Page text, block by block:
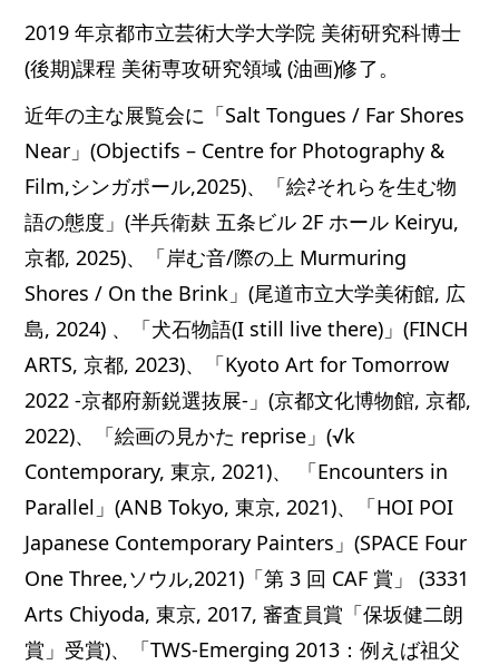
2019 年京都市立芸術大学大学院 美術研究科博士
(後期)課程 美術専攻研究領域 (油画)修了。
近年の主な展覧会に「Salt Tongues / Far Shores
Near」(Objectifs – Centre for Photography &
Film,シンガポール,2025)、「絵⇄それらを生む物
語の態度」(半兵衛麸 五条ビル 2F ホール Keiryu,
京都, 2025)、「岸む音/際の上 Murmuring
Shores / On the Brink」(尾道市立大学美術館, 広
島, 2024) 、「犬石物語(I still live there)」(FINCH
ARTS, 京都, 2023)、「Kyoto Art for Tomorrow
2022 -京都府新鋭選抜展-」(京都文化博物館, 京都,
2022)、「絵画の見かた reprise」(√k
Contemporary, 東京, 2021)、 「Encounters in
Parallel」(ANB Tokyo, 東京, 2021)、「HOI POI
Japanese Contemporary Painters」(SPACE Four
One Three,ソウル,2021)「第 3 回 CAF 賞」 (3331
Arts Chiyoda, 東京, 2017, 審査員賞「保坂健二朗
賞」受賞)、「TWS-Emerging 2013：例えば祖父